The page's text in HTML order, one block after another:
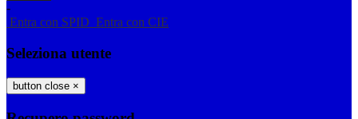
-
Entra con SPID Entra con CIE
Seleziona utente
button close ×